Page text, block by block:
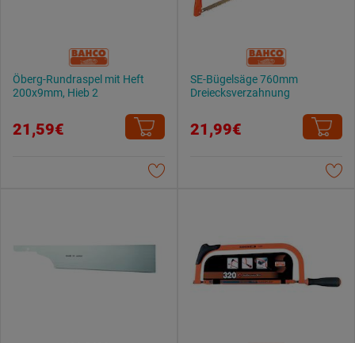
Öberg-Rundraspel mit Heft
200x9mm, Hieb 2
21,59€
SE-Bügelsäge 760mm
Dreiecksverzahnung
21,99€